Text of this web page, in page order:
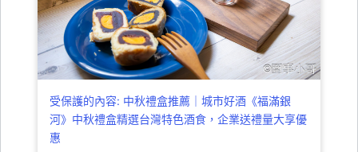
受保護的內容: 中秋禮盒推薦｜城市好酒《福滿銀
河》中秋禮盒精選台灣特色酒食，企業送禮量大享優
惠